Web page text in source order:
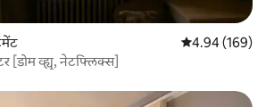
5 पैकी 4.94
4.94 (169)
[डोम व्ह्यू, नेटफ्लिक्स]